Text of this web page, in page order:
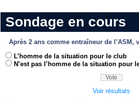
Sondage en cours
Après 2 ans comme entraîneur de l’ASM,
L’homme de la situation pour le club
N’est pas l’homme de la situation pour
Voir résultats